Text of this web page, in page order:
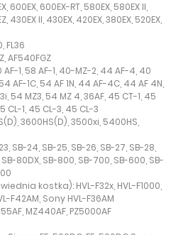
600EX, 600EX-RT, 580EX, 580EX II,
430EX II, 430EX, 420EX, 380EX, 520EX,
FL36
AF540FGZ
AF-1, 58 AF-1, 40-MZ-2, 44 AF-4, 40
AF-1C, 54 AF 1N, 44 AF-4C, 44 AF 4N,
54 MZ3, 54 MZ 4, 36AF, 45 CT-1, 45
CL-1, 45 CL-3, 45 CL-3
3600HS(D), 3500xi, 5400HS,
SB-24, SB-25, SB-26, SB-27, SB-28,
80DX, SB-800, SB-700, SB-600, SB-
kostka): HVL-F32x, HVL-F1000,
F42AM, Sony HVL-F36AM
MZ440AF, PZ5000AF